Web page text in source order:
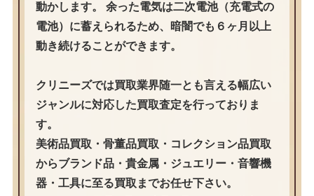
動かします。 余った電気は二次電池（充電式の
電池）に蓄えられるため、暗闇でも６ヶ月以上
動き続けることができます。
クリニーズでは買取業界随一とも言える幅広い
ジャンルに対応した買取査定を行っておりま
す。
美術品買取・骨董品買取・コレクション品買取
からブランド品・貴金属・ジュエリー・音響機
器・工具に至る買取までお任せ下さい。